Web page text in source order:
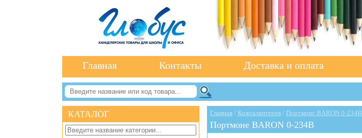
Главная Контакты Доставка и оплата
КАТАЛОГ Главная / Кожгалантерея / Портмоне BARON 0-234В
Портмоне BARON 0-234В